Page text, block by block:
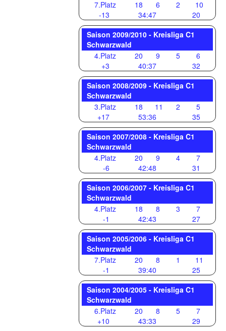
7.Platz
18 6 2
10
-13
34:47
20
Saison 2009/2010 - Kreisliga C1
Schwarzwald
4.Platz
20 9 5
6
+3
40:37
32
Saison 2008/2009 - Kreisliga C1
Schwarzwald
3.Platz
18 11 2
5
+17
53:36
35
Saison 2007/2008 - Kreisliga C1
Schwarzwald
4.Platz
20 9 4
7
-6
42:48
31
Saison 2006/2007 - Kreisliga C1
Schwarzwald
4.Platz
18 8 3
7
-1
42:43
27
Saison 2005/2006 - Kreisliga C1
Schwarzwald
7.Platz
20 8 1
11
-1
39:40
25
Saison 2004/2005 - Kreisliga C1
Schwarzwald
6.Platz
20 8 5
7
+10
43:33
29